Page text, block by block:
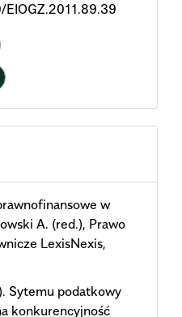
w
A. (red.), Prawo
LexisNexis,
Sytemu podatkowy
konkurencyjność